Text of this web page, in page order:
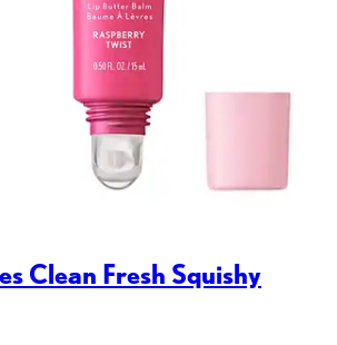
Clean Fresh Squishy